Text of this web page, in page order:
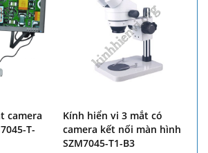
camera
T-
Kính hiển vi 3 mắt có
camera kết nối màn hình
SZM7045-T1-B3